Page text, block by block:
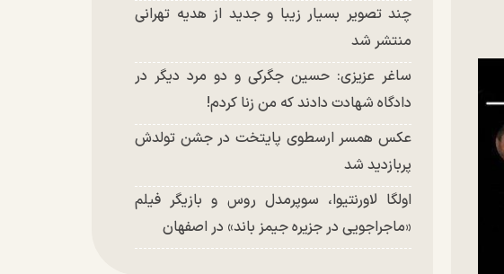
چند تصویر بسیار زیبا و جدید از هدیه تهرانی
منتشر شد
ساغر عزیزی: حسین جگرکی و دو مرد دیگر در
دادگاه شهادت دادند که من زنا کردم!
عکس همسر ارسطوی پایتخت در جشن تولدش
پربازدید شد
اولگا لاورنتیوا، سوپرمدل روس و بازیگر فیلم
«ماجراجویی در جزیره جیمز باند» در اصفهان